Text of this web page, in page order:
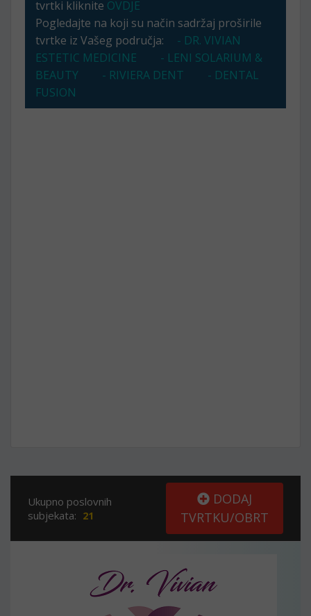
tvrtki kliknite OVDJE
Pogledajte na koji su način sadržaj proširile
tvrtke iz Vašeg područja:
- DR. VIVIAN
ESTETIC MEDICINE
- LENI SOLARIUM &
BEAUTY
- RIVIERA DENT
- DENTAL
FUSION
Ukupno poslovnih
subjekata: 21
DODAJ
TVRTKU/OBRT